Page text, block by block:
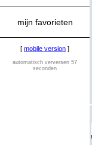
mijn favorieten
[ mobile version ]
automatisch verversen 57
seconden